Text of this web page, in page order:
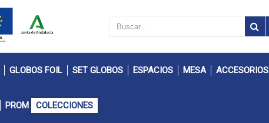
GLOBOS FOIL SET GLOBOS ESPACIOS MESA ACCESORIOS
PROM COLECCIONES